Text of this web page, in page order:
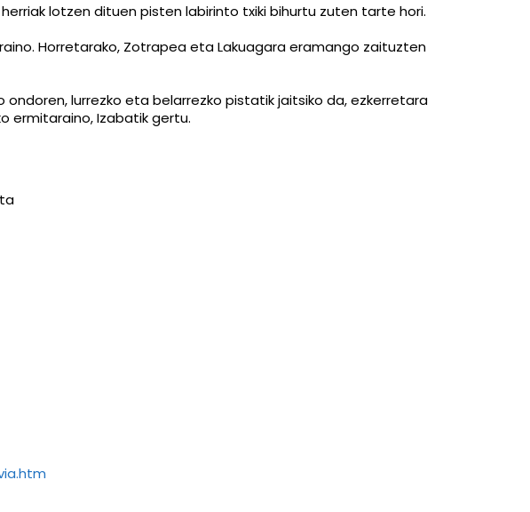
lotzen dituen pisten labirinto txiki bihurtu zuten tarte hori.
Horretarako, Zotrapea eta Lakuagara eramango zaituzten
lurrezko eta belarrezko pistatik jaitsiko da, ezkerretara
ermitaraino, Izabatik gertu.